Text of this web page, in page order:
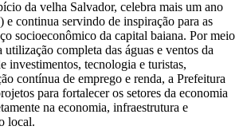
da velha Salvador, celebra mais um ano
e continua servindo de inspiração para as
socioeconômico da capital baiana. Por meio
utilização completa das águas e ventos da
investimentos, tecnologia e turistas,
contínua de emprego e renda, a Prefeitura
para fortalecer os setores da economia
na economia, infraestrutura e
local.